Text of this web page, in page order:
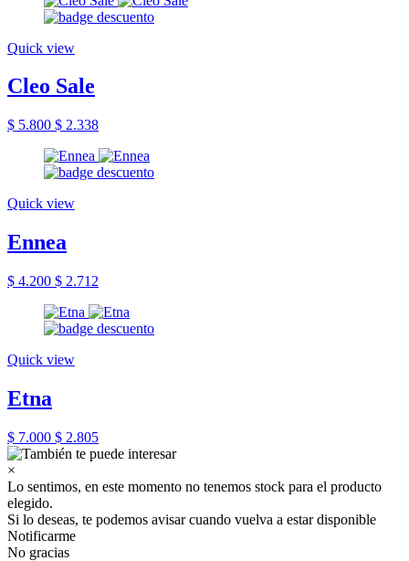
Quick view
Cleo Sale
$ 5.800 $ 2.338
Quick view
Ennea
$ 4.200 $ 2.712
Quick view
Etna
$ 7.000 $ 2.805
×
Lo sentimos, en este momento no tenemos stock para el producto
elegido.
Si lo deseas, te podemos avisar cuando vuelva a estar disponible
Notificarme
No gracias